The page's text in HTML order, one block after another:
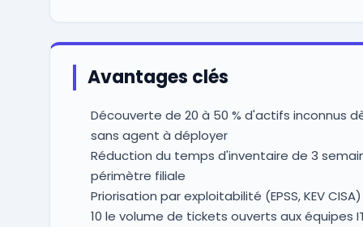
Avantages clés
Découverte de 20 à 50 % d'actifs inconnus
sans agent à déployer
Réduction du temps d'inventaire de 3
périmètre filiale
Priorisation par exploitabilité (EPSS, KEV
10 le volume de tickets ouverts aux équipes